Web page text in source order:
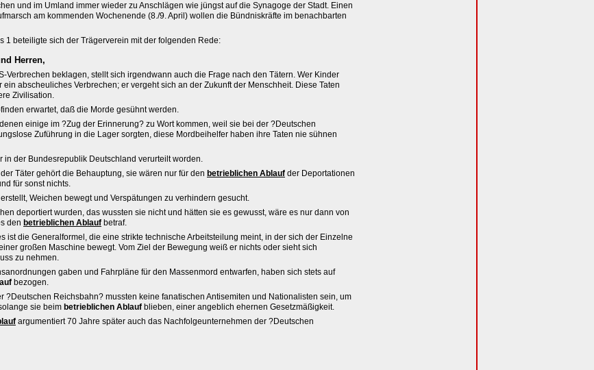
und im Umland immer wieder zu Anschlägen wie jüngst auf die Synagoge der Stadt. Einen
am kommenden Wochenende (8./9. April) wollen die Bündniskräfte im benachbarten
1 beteiligte sich der Trägerverein mit der folgenden Rede:
Herren,
Verbrechen beklagen, stellt sich irgendwann auch die Frage nach den Tätern. Wer Kinder
ein abscheuliches Verbrechen; er vergeht sich an der Zukunft der Menschheit. Diese Taten
Zivilisation.
erwartet, daß die Morde gesühnt werden.
einige im ?Zug der Erinnerung? zu Wort kommen, weil sie bei der ?Deutschen
Zuführung in die Lager sorgten, diese Mordbeihelfer haben ihre Taten nie sühnen
in der Bundesrepublik Deutschland verurteilt worden.
Täter gehört die Behauptung, sie wären nur für den betrieblichen Ablauf der Deportationen
für sonst nichts.
Weichen bewegt und Verspätungen zu verhindern gesucht.
deportiert wurden, das wussten sie nicht und hätten sie es gewusst, wäre es nur dann von
den betrieblichen Ablauf betraf.
ist die Generalformel, die eine strikte technische Arbeitsteilung meint, in der sich der Einzelne
großen Maschine bewegt. Vom Ziel der Bewegung weiß er nichts oder sieht sich
zu nehmen.
gaben und Fahrpläne für den Massenmord entwarfen, haben sich stets auf
bezogen.
?Deutschen Reichsbahn? mussten keine fanatischen Antisemiten und Nationalisten sein, um
sie beim betrieblichen Ablauf blieben, einer angeblich ehernen Gesetzmäßigkeit.
argumentiert 70 Jahre später auch das Nachfolgeunternehmen der ?Deutschen